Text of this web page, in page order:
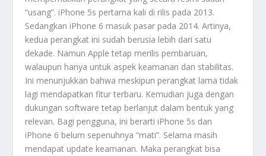
“usang”. iPhone 5s pertama kali di rilis pada 2013.
Sedangkan iPhone 6 masuk pasar pada 2014. Artinya,
kedua perangkat ini sudah berusia lebih dari satu
dekade. Namun Apple tetap merilis pembaruan,
walaupun hanya untuk aspek keamanan dan stabilitas.
Ini menunjukkan bahwa meskipun perangkat lama tidak
lagi mendapatkan fitur terbaru. Kemudian juga dengan
dukungan software tetap berlanjut dalam bentuk yang
relevan. Bagi pengguna, ini berarti iPhone 5s dan
iPhone 6 belum sepenuhnya “mati”. Selama masih
mendapat update keamanan. Maka perangkat bisa